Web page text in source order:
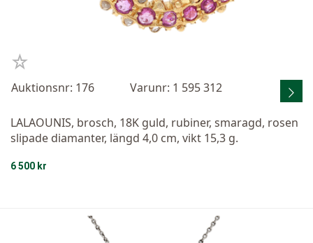
Auktionsnr: 176 Varunr: 1 595 312
LALAOUNIS, brosch, 18K guld, rubiner, smaragd, rosen
slipade diamanter, längd 4,0 cm, vikt 15,3 g.
6 500 kr